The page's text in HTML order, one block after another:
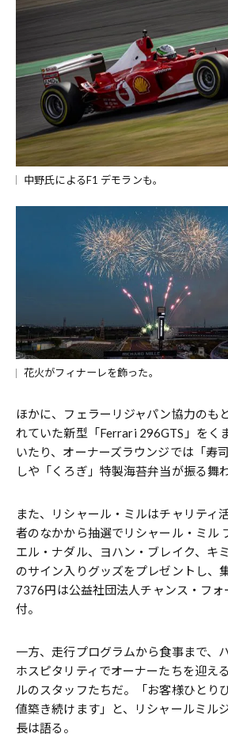
中野氏によるF1 デモランも。
花火がフィナーレを飾った。
ほかに、フェラーリジャパン協力のも
れていた新型「Ferrari 296GTS」をく
いたり、オーナーズラウンジでは「寿
しや「くろぎ」特製海苔弁当が振る舞
また、リシャール・ミルはチャリティ
者のなかから抽選でリシャール・ミル
エル・ナダル、ヨハン・ブレイク、キ
のサイン入りグッズをプレゼントし、
7376円は公益社団法人チャンス・フ
付。
一方、走行プログラムから食事まで、
ホスピタリティでオーナーたちを迎え
ルのスタッフたちだ。「お客様ひとり
値築き続けます」と、リシャールミル
長は語る。